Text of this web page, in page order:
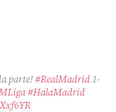
parte! #RealMadrid1-
#HalaMadrid